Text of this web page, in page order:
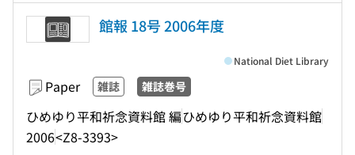
館報 18号 2006年度
Paper 雑誌 雑誌巻号
ひめゆり平和祈念資料館 編ひめゆり平和祈念資料館
2006<Z8-3393>
National Diet Library